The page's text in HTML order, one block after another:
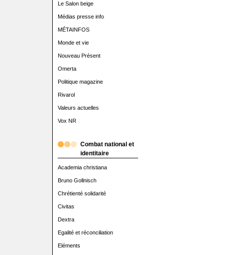
Le Salon beige
Médias presse info
MÉTAINFOS
Monde et vie
Nouveau Présent
Omerta
Politique magazine
Rivarol
Valeurs actuelles
Vox NR
Combat national et
identitaire
Academia christiana
Bruno Gollnisch
Chrétienté solidarité
Civitas
Dextra
Egalité et réconciliation
Eléments